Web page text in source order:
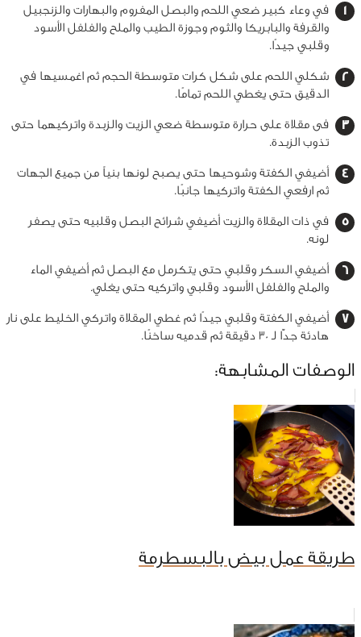
في وعاء كبير ضعي اللحم والبصل المفروم والبهارات والزنجبيل
والقرفة والبابريكا والثوم وجوزة الطيب والملح والفلفل الأسود
وقلبي جيدًا.
شكلي اللحم على شكل كرات متوسطة الحجم ثم اغمسيها في
الدقيق حتى يغطي اللحم تمامًا.
فى مقلاة على حرارة متوسطة ضعي الزيت والزبدة واتركيهما حتى
تذوب الزبدة.
أضيفي الكفتة وشوحيها حتى يصبح لونها بنياً من جميع الجهات
ثم ارفعي الكفتة واتركيها جانبًا.
في ذات المقلاة والزيت أضيفي شرائح البصل وقلبيه حتى يصفر
لونه.
أضيفي السكر وقلبي حتى يتكرمل مع البصل ثم أضيفي الماء
والملح والفلفل الأسود وقلبي واتركيه حتى يغلي.
أضيفي الكفتة وقلبي جيدًا ثم غطي المقلاة واتركي الخليط على نار
هادئة جدًّا لـ 30 دقيقة ثم قدميه ساخنًا.
الوصفات المشابهة:
طريقة عمل بيض بالبسطرمة